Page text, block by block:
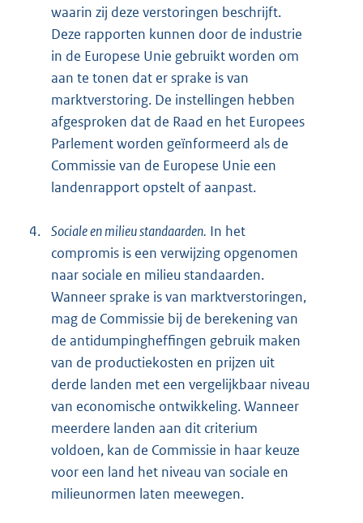
waarin zij deze verstoringen beschrijft.
Deze rapporten kunnen door de industrie
in de Europese Unie gebruikt worden om
aan te tonen dat er sprake is van
marktverstoring. De instellingen hebben
afgesproken dat de Raad en het Europees
Parlement worden geïnformeerd als de
Commissie van de Europese Unie een
landenrapport opstelt of aanpast.
4. Sociale en milieu standaarden. In het
compromis is een verwijzing opgenomen
naar sociale en milieu standaarden.
Wanneer sprake is van marktverstoringen,
mag de Commissie bij de berekening van
de antidumpingheffingen gebruik maken
van de productiekosten en prijzen uit
derde landen met een vergelijkbaar niveau
van economische ontwikkeling. Wanneer
meerdere landen aan dit criterium
voldoen, kan de Commissie in haar keuze
voor een land het niveau van sociale en
milieunormen laten meewegen.